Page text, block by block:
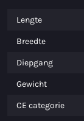
Lengte
Breedte
Diepgang
Gewicht
CE categorie